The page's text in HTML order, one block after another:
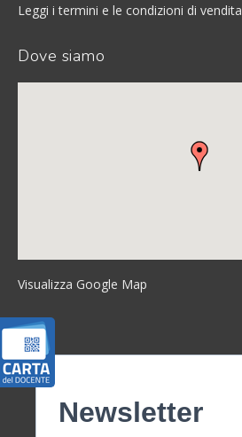
Leggi i termini e le condizioni di vendita
Dove siamo
Visualizza Google Map